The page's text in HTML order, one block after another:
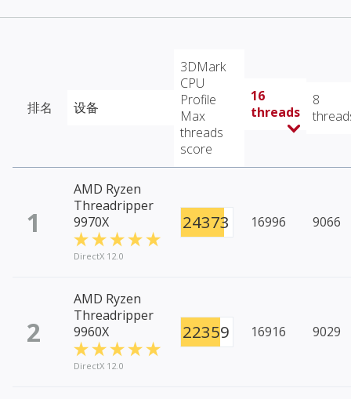
排名 设备
3DMark
CPU
Profile
Max
threads
score
16
threads
8
1
AMD Ryzen
Threadripper
9970X
DirectX 12.0
24373 16996 9066
2
AMD Ryzen
Threadripper
9960X
DirectX 12.0
22359 16916 9029